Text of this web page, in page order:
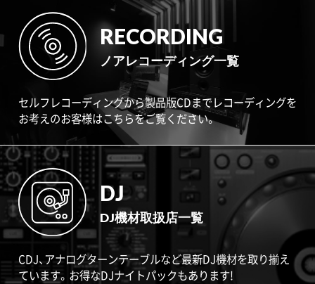
RECORDING
ノアレコーディング一覧
セルフレコーディングから製品版CDまでレコーディングを
お考えのお客様はこちらをご覧ください。
DJ
DJ機材取扱店一覧
CDJ、アナログターンテーブルなど最新DJ機材を取り揃え
ています。お得なDJナイトパックもあります!